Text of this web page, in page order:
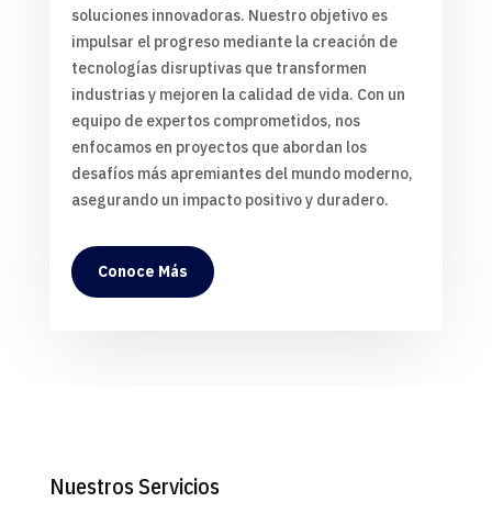
soluciones innovadoras. Nuestro objetivo es
impulsar el progreso mediante la creación de
tecnologías disruptivas que transformen
industrias y mejoren la calidad de vida. Con un
equipo de expertos comprometidos, nos
enfocamos en proyectos que abordan los
desafíos más apremiantes del mundo moderno,
asegurando un impacto positivo y duradero.
Conoce Más
Nuestros Servicios